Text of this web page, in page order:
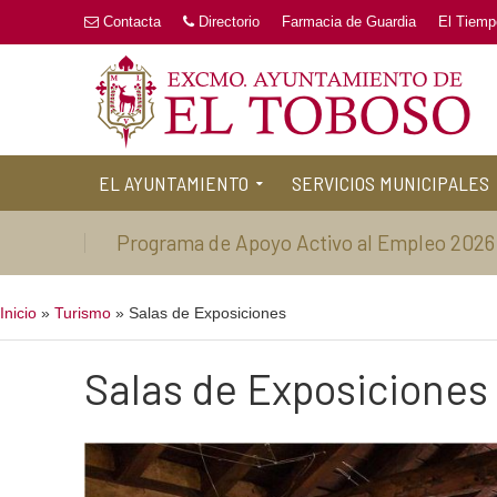
Contacta Directorio Farmacia de Guardia El
EL AYUNTAMIENTO SERVICIOS MUNICIPALES
Programa de Apoyo Activo al Empleo
Inicio » Turismo » Salas de Exposiciones
Salas de Exposiciones